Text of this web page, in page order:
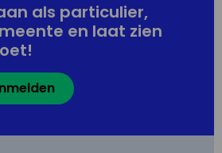
als particulier,
en laat zien